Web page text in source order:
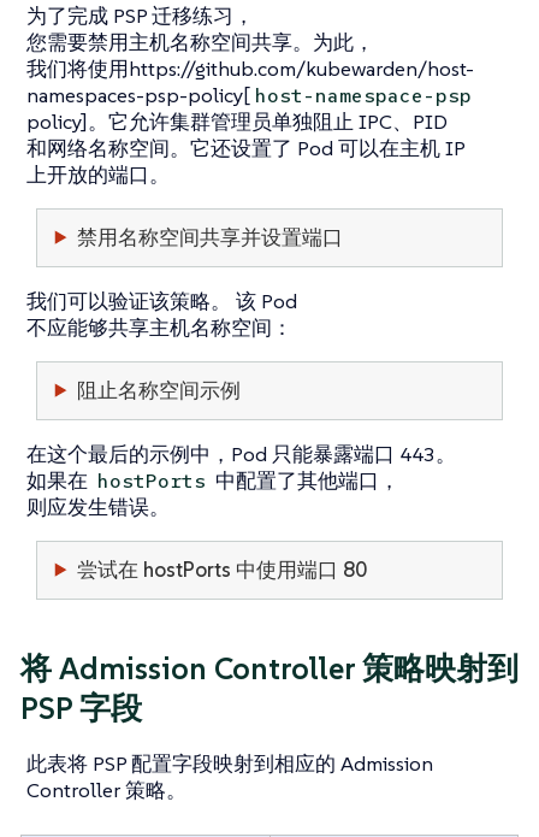
为了完成 PSP 迁移练习，
您需要禁用主机名称空间共享。为此，
我们将使用https://github.com/kubewarden/host-
namespaces-psp-policy[ host-namespace-psp
policy]。它允许集群管理员单独阻止 IPC、PID
和网络名称空间。它还设置了 Pod 可以在主机 IP
上开放的端口。
禁用名称空间共享并设置端口
我们可以验证该策略。 该 Pod
不应能够共享主机名称空间：
阻止名称空间示例
在这个最后的示例中，Pod 只能暴露端口 443。
如果在 hostPorts 中配置了其他端口，
则应发生错误。
尝试在 hostPorts 中使用端口 80
将 Admission Controller 策略映射到
PSP 字段
此表将 PSP 配置字段映射到相应的 Admission
Controller 策略。